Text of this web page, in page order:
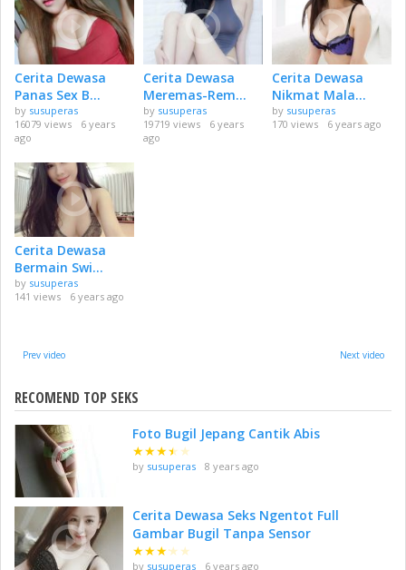
Cerita Dewasa
Panas Sex B...
by susuperas
16079 views
6 years
ago
Cerita Dewasa
Meremas-Rem...
by susuperas
19719 views
6 years
ago
Cerita Dewasa
Nikmat Mala...
by susuperas
170 views
6 years ago
Cerita Dewasa
Bermain Swi...
by susuperas
141 views
6 years ago
Prev video Next video
RECOMEND TOP SEKS
Foto Bugil Jepang Cantik Abis
★★★★ ★
by susuperas 8 years ago
Cerita Dewasa Seks Ngentot Full
Gambar Bugil Tanpa Sensor
★★★★ ★
by susuperas 6 years ago